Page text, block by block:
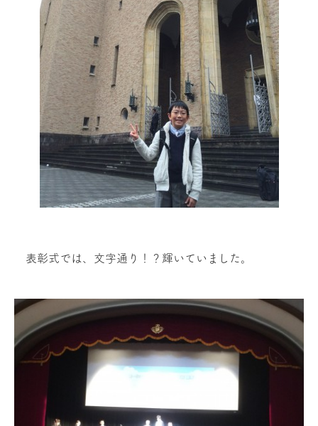
表彰式では、文字通り！？輝いていました。